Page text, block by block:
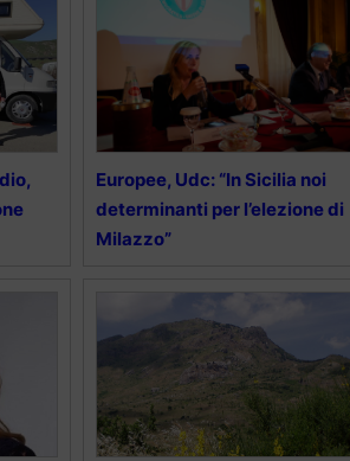
Europee, Udc: “In Sicilia noi
determinanti per l’elezione di
Milazzo”